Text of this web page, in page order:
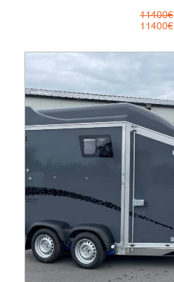
11400€
11400€